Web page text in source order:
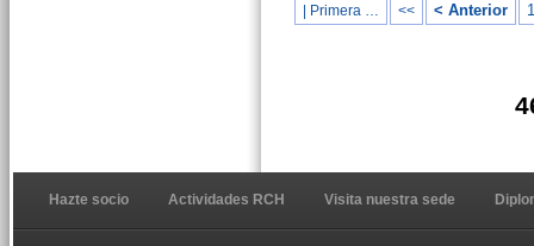
| Primera … << < Anterior
Hazte socio Actividades RCH Visita nuestra sede